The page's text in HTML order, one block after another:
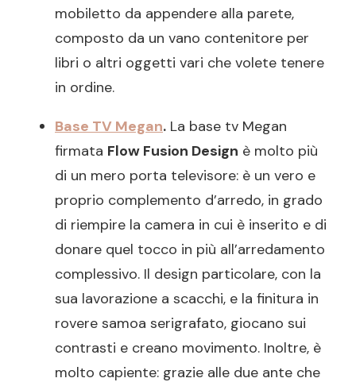
mobiletto da appendere alla parete,
composto da un vano contenitore per
libri o altri oggetti vari che volete tenere
in ordine.
Base TV Megan. La base tv Megan
firmata Flow Fusion Design è molto più
di un mero porta televisore: è un vero e
proprio complemento d’arredo, in grado
di riempire la camera in cui è inserito e di
donare quel tocco in più all’arredamento
complessivo. Il design particolare, con la
sua lavorazione a scacchi, e la finitura in
rovere samoa serigrafato, giocano sui
contrasti e creano movimento. Inoltre, è
molto capiente: grazie alle due ante che